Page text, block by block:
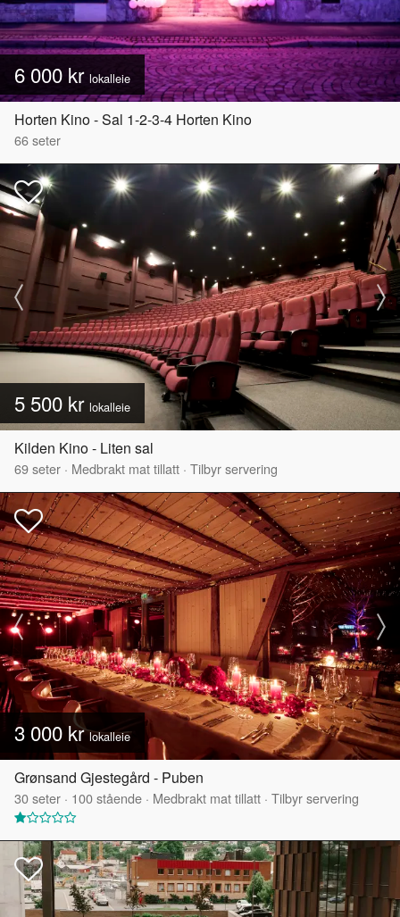
6 000 kr lokalleie
Horten Kino - Sal 1-2-3-4 Horten Kino
66seter
5 500 kr lokalleie
Kilden Kino - Liten sal
69seter · Medbrakt mat tillatt · Tilbyr servering
3 000 krlokalleie
Grønsand Gjestegård - Puben
30seter · 100stående · Medbrakt mat tillatt · Tilbyr servering